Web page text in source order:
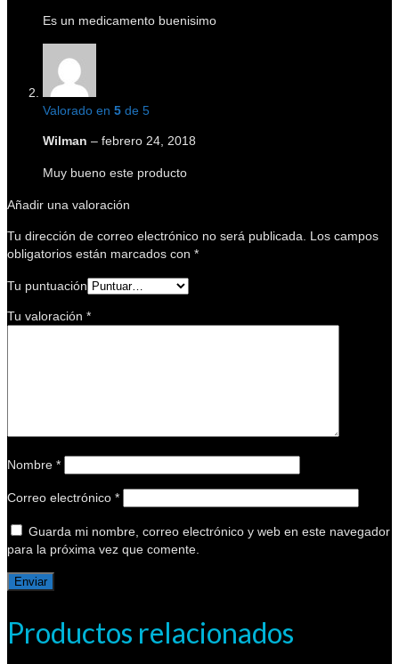
Es un medicamento buenisimo
Valorado en 5 de 5
Wilman – febrero 24, 2018
Muy bueno este producto
Añadir una valoración
Tu dirección de correo electrónico no será publicada.
Los campos
obligatorios están marcados con *
Tu puntuación
Tu valoración *
Nombre *
Correo electrónico *
Guarda mi nombre, correo electrónico y web en este navegador
para la próxima vez que comente.
Productos relacionados